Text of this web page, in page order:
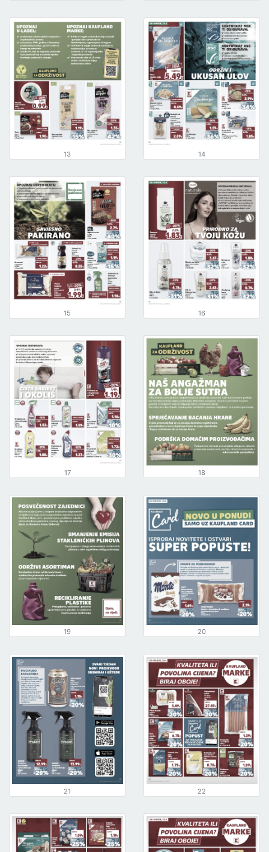
13 14
15 16
17 18
19 20
21 22